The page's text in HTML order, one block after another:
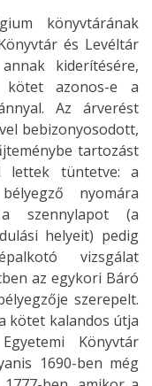
könyvtárának
és Levéltár
kiderítésére,
azonos-e a
Az árverést
bebizonyosodott,
tartozást
lettek tüntetve: a
nyomára
szennylapot (a
helyeit) pedig
vizsgálat
az egykori Báró
szerepelt.
kötet kalandos útja
Könyvtár
1690-ben még